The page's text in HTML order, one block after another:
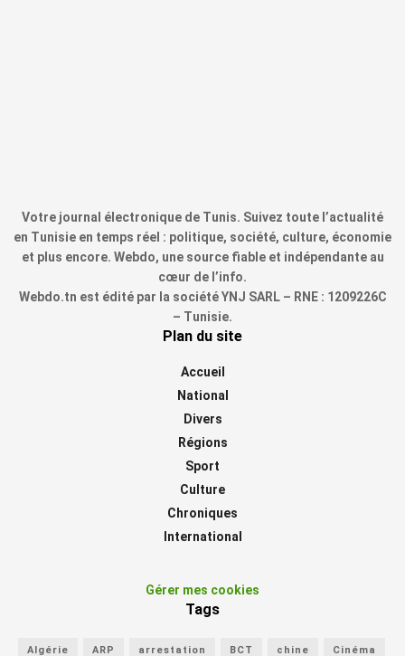
Votre journal électronique de Tunis. Suivez toute l’actualité
en Tunisie en temps réel : politique, société, culture, économie
et plus encore. Webdo, une source fiable et indépendante au
cœur de l’info.
Webdo.tn est édité par la société YNJ SARL – RNE : 1209226C
– Tunisie.
Plan du site
Accueil
National
Divers
Régions
Sport
Culture
Chroniques
International
Gérer mes cookies
Tags
Algérie ARP arrestation BCT chine Cinéma